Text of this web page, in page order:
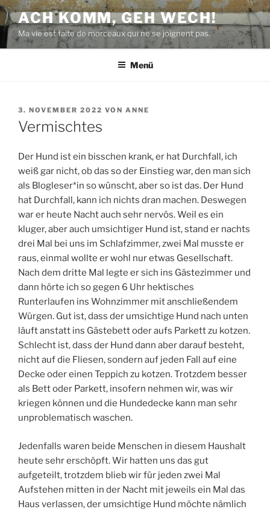
Zum
Inhalt
springen
ACH KOMM, GEH WECH!
Ma vie est faite de morceaux qui ne se joignent pas.
Menü
VERÖFFENTLICHT
AM
3. NOVEMBER 2022 VON ANNE
Vermischtes
Der Hund ist ein bisschen krank, er hat Durchfall, ich
weiß gar nicht, ob das so der Einstieg war, den man sich
als Blogleser*in so wünscht, aber so ist das. Der Hund
hat Durchfall, kann ich nichts dran machen. Deswegen
war er heute Nacht auch sehr nervös. Weil es ein
kluger, aber auch umsichtiger Hund ist, stand er nachts
drei Mal bei uns im Schlafzimmer, zwei Mal musste er
raus, einmal wollte er wohl nur etwas Gesellschaft.
Nach dem dritte Mal legte er sich ins Gästezimmer und
dann hörte ich so gegen 6 Uhr hektisches
Runterlaufen ins Wohnzimmer mit anschließendem
Würgen. Gut ist, dass der umsichtige Hund nach unten
läuft anstatt ins Gästebett oder aufs Parkett zu kotzen.
Schlecht ist, dass der Hund dann aber darauf besteht,
nicht auf die Fliesen, sondern auf jeden Fall auf eine
Decke oder einen Teppich zu kotzen. Trotzdem besser
als Bett oder Parkett, insofern nehmen wir, was wir
kriegen können und die Hundedecke kann man sehr
unproblematisch waschen.
Jedenfalls waren beide Menschen in diesem Haushalt
heute sehr erschöpft. Wir hatten uns das gut
aufgeteilt, trotzdem blieb wir für jeden zwei Mal
Aufstehen mitten in der Nacht mit jeweils ein Mal das
Haus verlassen, der umsichtige Hund möchte nämlich